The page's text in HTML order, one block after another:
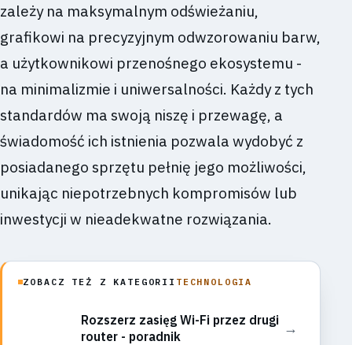
zależy na maksymalnym odświeżaniu,
grafikowi na precyzyjnym odwzorowaniu barw,
a użytkownikowi przenośnego ekosystemu -
na minimalizmie i uniwersalności. Każdy z tych
standardów ma swoją niszę i przewagę, a
świadomość ich istnienia pozwala wydobyć z
posiadanego sprzętu pełnię jego możliwości,
unikając niepotrzebnych kompromisów lub
inwestycji w nieadekwatne rozwiązania.
ZOBACZ TEŻ Z KATEGORII TECHNOLOGIA
Rozszerz zasięg Wi-Fi przez drugi
router - poradnik
→